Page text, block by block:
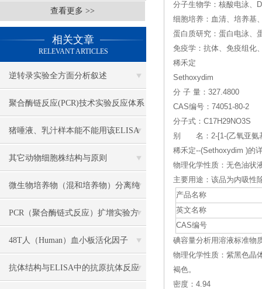
查看更多 >>
相关文章
RELEVANT ARTICLES
逆转录实验全方面分析叙述
聚合酶链反应(PCR)技术实验反应体系
各组份解析
猪唾液、乳汁样本能不能用该ELISA
试剂盒检测？
其它动物细胞株结构与原则
微生物培养物（混和培养物）分离纯
化主要方法介绍
PCR（聚合酶链式反应）扩增实验方
法详述
48T人（Human）血小板活化因子
（PAF） ELISA 检测试剂盒说明书
抗体结构与ELISA中的抗原抗体反应
分子生物学：核酸电泳、
细胞培养：血清、培养基
蛋白质研究：蛋白电泳、
免疫学：抗体、免疫组化
稀禾定
Sethoxydim
分 子 量：327.4800
CAS编号：74051-80-2
分子式：C17H29NO3S
别 名：2-[1-(乙氧亚氨基
稀禾定--(Sethoxydim )的
物理化学性质：无色油状
主要用途：该品为内吸性
产品名称
英文名称
CAS编号
碘容量分析用溶液标准物
物理化学性质：紫黑色晶
褐色。
密度：4.94